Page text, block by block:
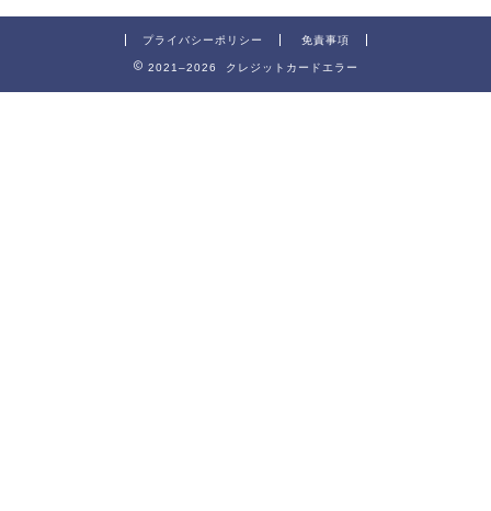
プライバシーポリシー 免責事項
2021–2026 クレジットカードエラー